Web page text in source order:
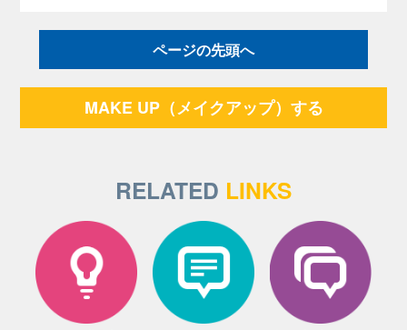
ページの先頭へ
MAKE UP（メイクアップ）する
RELATED LINKS